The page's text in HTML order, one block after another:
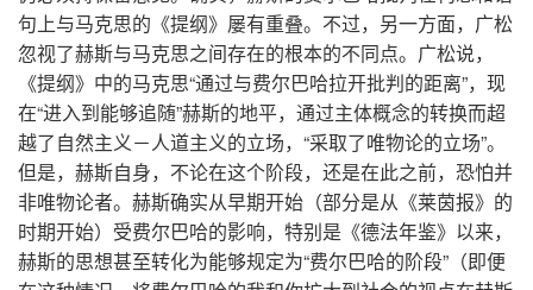
句上与马克思的《提纲》屡有重叠。不过，另一方面，广松
忽视了赫斯与马克思之间存在的根本的不同点。广松说，
《提纲》中的马克思“通过与费尔巴哈拉开批判的距离”，现
在“进入到能够追随”赫斯的地平，通过主体概念的转换而超
越了自然主义－人道主义的立场，“采取了唯物论的立场”。
但是，赫斯自身，不论在这个阶段，还是在此之前，恐怕并
非唯物论者。赫斯确实从早期开始（部分是从《莱茵报》的
时期开始）受费尔巴哈的影响，特别是《德法年鉴》以来，
赫斯的思想甚至转化为能够规定为“费尔巴哈的阶段”（即便